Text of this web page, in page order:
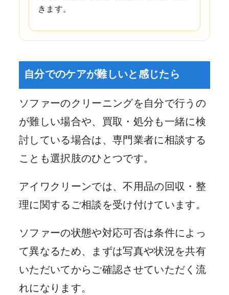
きます。
自分でのケアが難しいと感じたら
ソファーのクリーニングを自分で行うの
が難しい場合や、買取・処分も一緒に検
討している場合は、専門業者に相談する
ことも選択肢のひとつです。
アイワクリーンでは、不用品の回収・整
理に関するご相談を受け付けています。
ソファーの状態や対応可否は条件によっ
て異なるため、まずは写真や状況を共有
いただいてからご確認させていただく流
れになります。